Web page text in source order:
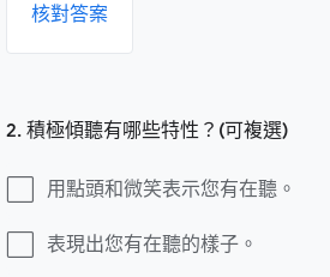
核對答案
2. 積極傾聽有哪些特性？(可複選)
用點頭和微笑表示您有在聽。
表現出您有在聽的樣子。